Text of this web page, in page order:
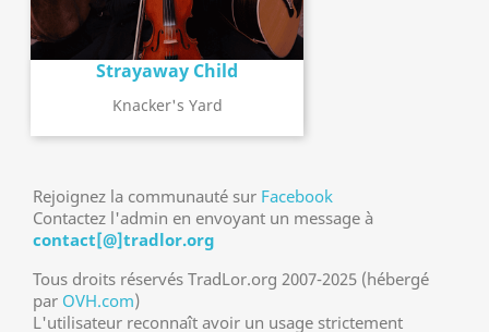
Strayaway Child
Knacker's Yard
Rejoignez la communauté sur Facebook
Contactez l'admin en envoyant un message à
contact[@]tradlor.org
Tous droits réservés TradLor.org 2007-2025 (hébergé
par OVH.com)
L'utilisateur reconnaît avoir un usage strictement